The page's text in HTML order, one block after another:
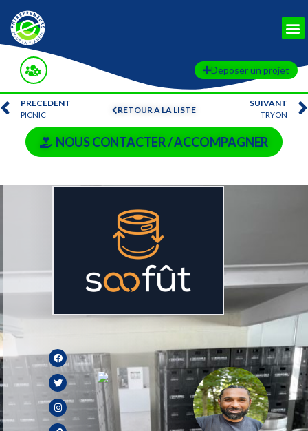
Deposer un projet
RETOUR A LA LISTE
PRECEDENT
PICNIC
SUIVANT
TRYON
NOUS CONTACTER / ACCOMPAGNER